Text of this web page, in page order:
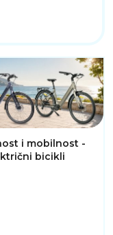
i mobilnost -
bicikli